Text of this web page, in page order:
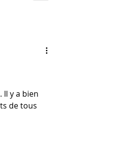
Il y a bien
de tous